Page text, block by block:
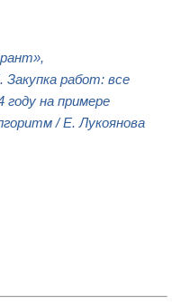
работ: все
году на примере
/ Е. Лукоянова